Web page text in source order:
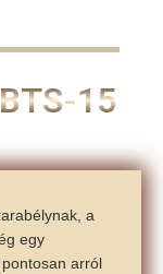
15
a
egy
arról